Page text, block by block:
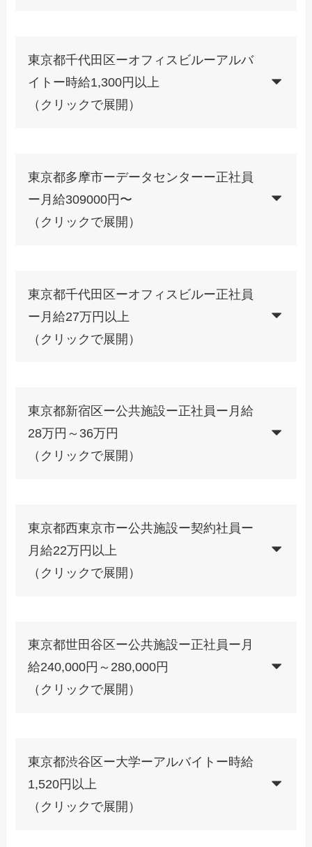
東京都千代田区ーオフィスビルーアルバ
イトー時給1,300円以上
（クリックで展開）
東京都多摩市ーデータセンターー正社員
ー月給309000円〜
（クリックで展開）
東京都千代田区ーオフィスビルー正社員
ー月給27万円以上
（クリックで展開）
東京都新宿区ー公共施設ー正社員ー月給
28万円～36万円
（クリックで展開）
東京都西東京市ー公共施設ー契約社員ー
月給22万円以上
（クリックで展開）
東京都世田谷区ー公共施設ー正社員ー月
給240,000円～280,000円
（クリックで展開）
東京都渋谷区ー大学ーアルバイトー時給
1,520円以上
（クリックで展開）